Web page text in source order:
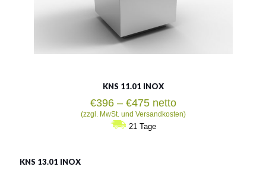
KNS 11.01 INOX
€396 – €475Preisspanne:
€396
bis
netto
(zzgl. MwSt. und Versandkosten)
21 Tage
KNS 13.01 INOX